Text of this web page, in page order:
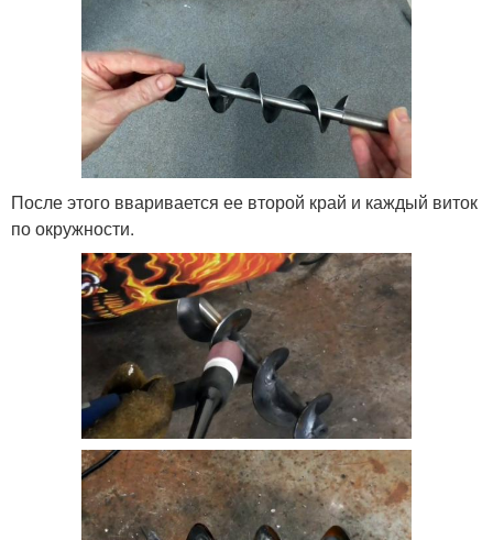
После этого вваривается ее второй край и каждый виток
по окружности.